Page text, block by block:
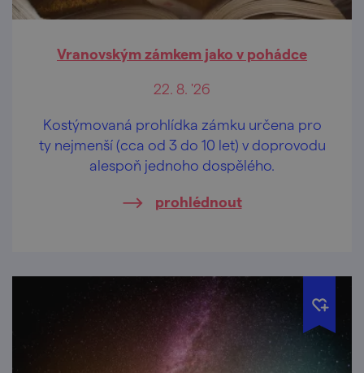
Vranovským zámkem jako v pohádce
22. 8. '26
Kostýmovaná prohlídka zámku určena pro
ty nejmenší (cca od 3 do 10 let) v doprovodu
alespoň jednoho dospělého.
prohlédnout